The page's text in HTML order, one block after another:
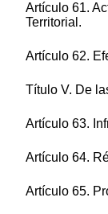
Artículo 61.
Territorial.
Artículo 62.
Título V. De
Artículo 63.
Artículo 64.
Artículo 65.